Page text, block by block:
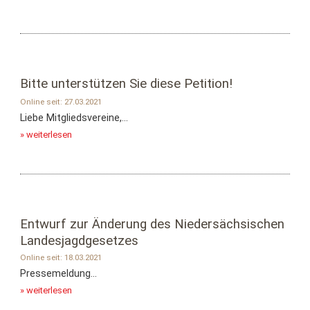
Bitte unterstützen Sie diese Petition!
Online seit: 27.03.2021
Liebe Mitgliedsvereine,...
» weiterlesen
Entwurf zur Änderung des Niedersächsischen
Landesjagdgesetzes
Online seit: 18.03.2021
Pressemeldung...
» weiterlesen